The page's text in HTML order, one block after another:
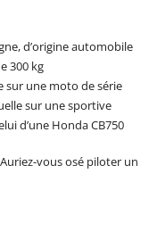
d’origine automobile
300 kg
sur une moto de série
sur une sportive
d’une Honda CB750
vous osé piloter un